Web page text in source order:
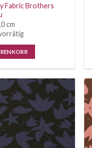
Fabric Brothers
cm
Auf die
Wunschliste